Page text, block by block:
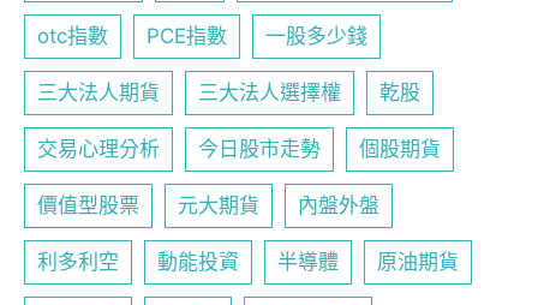
otc指數 PCE指數 一股多少錢
三大法人期貨 三大法人選擇權 乾股
交易心理分析 今日股市走勢 個股期貨
價值型股票 元大期貨 內盤外盤
利多利空 動能投資 半導體 原油期貨